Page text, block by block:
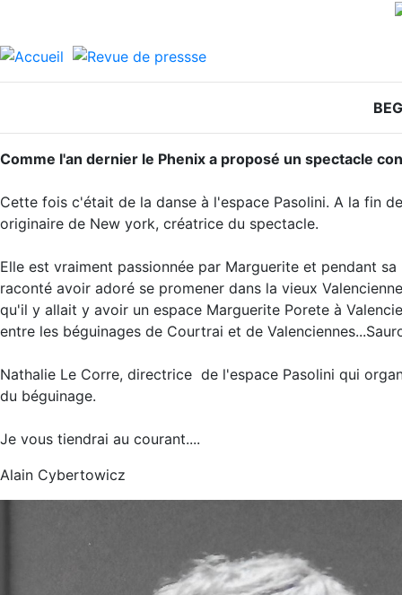
Comme l'an dernier le Phenix a proposé un spectacle
Cette fois c'était de la danse à l'espace Pasolini. A la fin
originaire de New york, créatrice du spectacle.
Elle est vraiment passionnée par Marguerite et pendant
raconté avoir adoré se promener dans la vieux
qu'il y allait y avoir un espace Marguerite Porete à
entre les béguinages de Courtrai et de
Nathalie Le Corre, directrice de l'espace Pasolini qui
du béguinage.
Je vous tiendrai au courant....
Alain Cybertowicz